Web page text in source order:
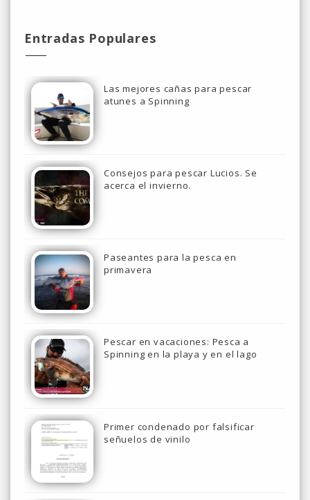
Entradas Populares
Las mejores cañas para pescar
atunes a Spinning
Consejos para pescar Lucios. Se
acerca el invierno.
Paseantes para la pesca en
primavera
Pescar en vacaciones: Pesca a
Spinning en la playa y en el lago
Primer condenado por falsificar
señuelos de vinilo